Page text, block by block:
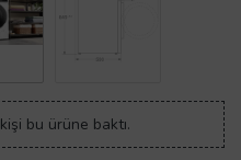
kişi bu ürüne baktı.